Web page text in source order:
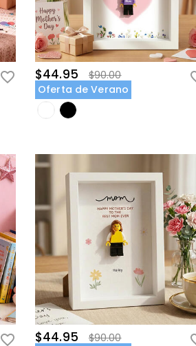
$44.95
$90.00
Oferta de Verano
$44.95
$90.00